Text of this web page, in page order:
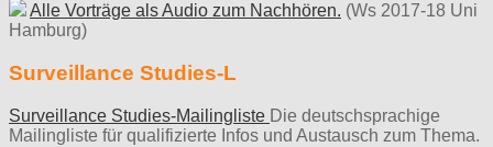
Alle Vorträge als Audio zum Nachhören. (Ws 2017-18 Uni
Hamburg)
Surveillance Studies-L
Surveillance Studies-Mailingliste Die deutschsprachige
Mailingliste für qualifizierte Infos und Austausch zum Thema.